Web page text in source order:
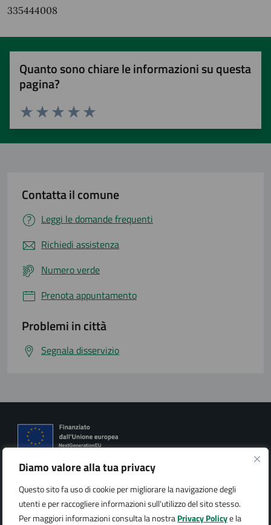
Diamo valore alla tua privacy
Questo sito fa uso di cookie per migliorare la navigazione degli
utenti e per raccogliere informazioni sull'utilizzo del sito stesso.
Per maggiori informazioni consulta la nostraPrivacy Policye la
335444008
Quanto sono chiare le informazioni su questa
pagina?
Valuta 5 stelle su 5
Valuta 4 stelle su 5
Valuta 3 stelle su 5
Valuta 2 stelle su 5
Valuta 1 stelle su 5
Contatta il comune
Leggi le domande frequenti
Richiedi assistenza
Numero verde
Prenota appuntamento
Problemi in città
Segnala disservizio
Città di Arona